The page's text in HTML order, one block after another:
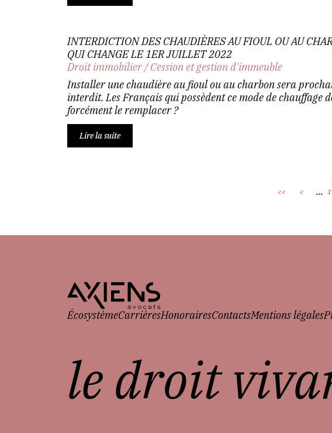
INTERDICTION DES CHAUDIÈRES AU FIOUL OU AU
QUI CHANGE LE 1ER JUILLET 2022
Droit immobilier/Cession et gestion d'immeuble
Installer une chaudière au fioul ou au charbon sera
interdit. Les Français qui possèdent ce mode de chauffage
forcément le remplacer ?
Lire la suite
<< < ...
ÉcosystèmeCarrièresHonorairesContactsMentions légales
le droit